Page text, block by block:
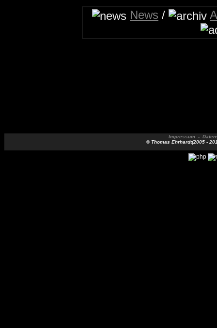
News /
Impressum-
© Thomas Ehrhardt(2005 -